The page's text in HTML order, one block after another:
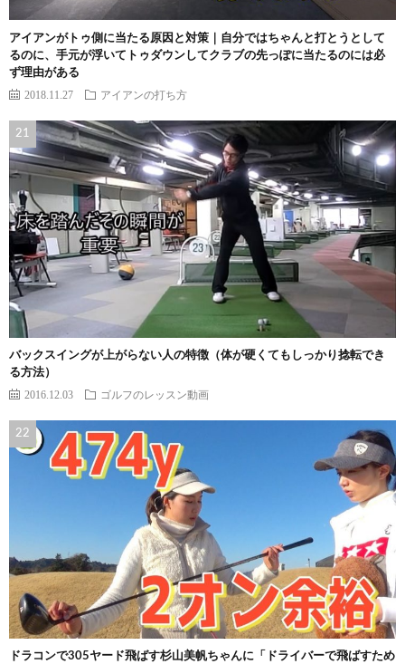
アイアンがトゥ側に当たる原因と対策｜自分ではちゃんと打とうとして
るのに、手元が浮いてトゥダウンしてクラブの先っぽに当たるのには必
ず理由がある
2018.11.27 アイアンの打ち方
バックスイングが上がらない人の特徴（体が硬くてもしっかり捻転でき
る方法）
2016.12.03 ゴルフのレッスン動画
ドラコンで305ヤード飛ばす杉山美帆ちゃんに「ドライバーで飛ばすため